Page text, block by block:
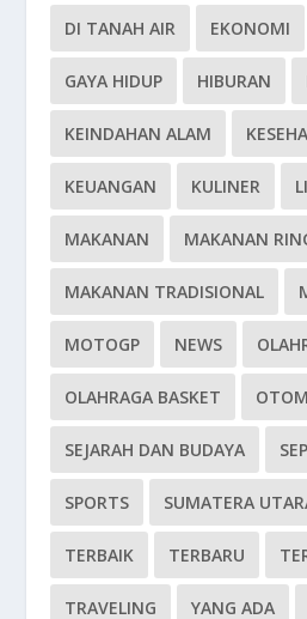
DI TANAH AIR EKONOMI
GAYA HIDUP HIBURAN
KEINDAHAN ALAM
KEUANGAN KULINER
MAKANAN MAKANAN
MAKANAN TRADISIONAL
MOTOGP NEWS
OLAHRAGA BASKET
SEJARAH DAN BUDAYA
SPORTS SUMATERA
TERBAIK TERBARU
TRAVELING YANG ADA